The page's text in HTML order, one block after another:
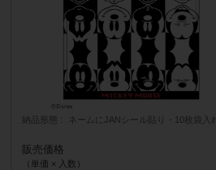
納品形態 ネームにJANシール貼り・10枚袋入れ
販売価格
（単価 × 入数）